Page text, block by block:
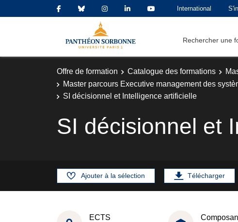
International
Rechercher une
Offre de formation Catalogue des formations
Master parcours Executive management des
SI décisionnel et Intelligence artificielle
SI décisionnel et
Ajouter à la sélection Télécharger
ECTS